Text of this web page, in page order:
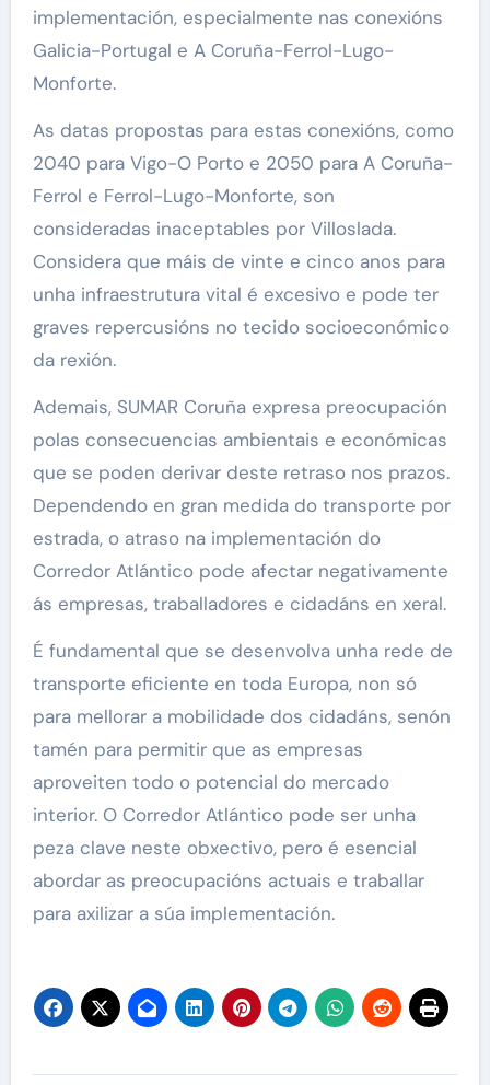
implementación, especialmente nas conexións
Galicia-Portugal e A Coruña-Ferrol-Lugo-
Monforte.
As datas propostas para estas conexións, como
2040 para Vigo-O Porto e 2050 para A Coruña-
Ferrol e Ferrol-Lugo-Monforte, son
consideradas inaceptables por Villoslada.
Considera que máis de vinte e cinco anos para
unha infraestrutura vital é excesivo e pode ter
graves repercusións no tecido socioeconómico
da rexión.
Ademais, SUMAR Coruña expresa preocupación
polas consecuencias ambientais e económicas
que se poden derivar deste retraso nos prazos.
Dependendo en gran medida do transporte por
estrada, o atraso na implementación do
Corredor Atlántico pode afectar negativamente
ás empresas, traballadores e cidadáns en xeral.
É fundamental que se desenvolva unha rede de
transporte eficiente en toda Europa, non só
para mellorar a mobilidade dos cidadáns, senón
tamén para permitir que as empresas
aproveiten todo o potencial do mercado
interior. O Corredor Atlántico pode ser unha
peza clave neste obxectivo, pero é esencial
abordar as preocupacións actuais e traballar
para axilizar a súa implementación.